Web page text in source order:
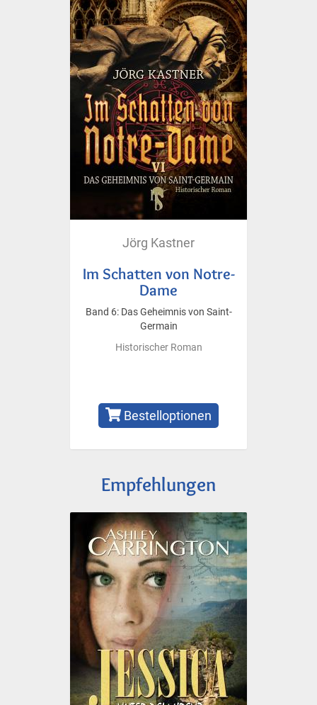
Jörg Kastner
Im Schatten von Notre-
Dame
Band 6: Das Geheimnis von Saint-
Germain
Historischer Roman
Bestelloptionen
Empfehlungen